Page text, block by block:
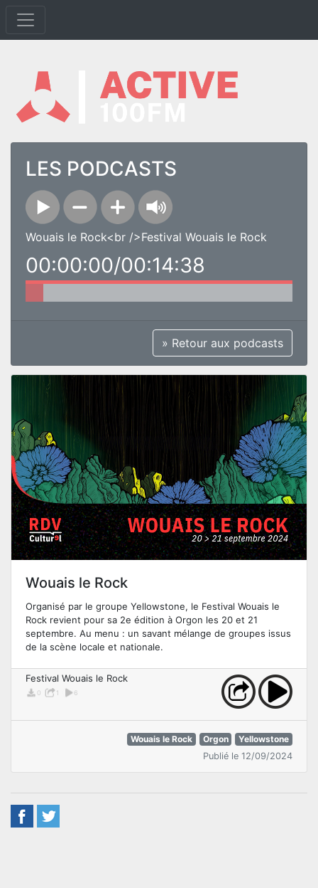
LES PODCASTS
Wouais le Rock<br />Festival Wouais le Rock
00:00:00/00:14:38
» Retour aux podcasts
Wouais le Rock
Organisé par le groupe Yellowstone, le Festival Wouais le
Rock revient pour sa 2e édition à Orgon les 20 et 21
septembre. Au menu : un savant mélange de groupes issus
de la scène locale et nationale.
Festival Wouais le Rock
0 1 6
Wouais le Rock Orgon
Yellowstone
Publié le 12/09/2024